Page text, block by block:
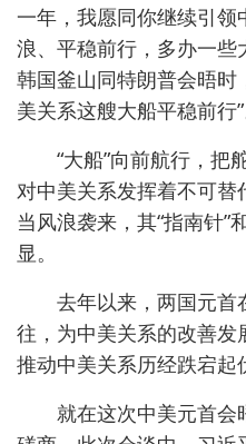
一年，我愿同你继续引
浪、平稳前行，多办一些
韩国釜山同特朗普会晤时
美关系这艘大船平稳前行”
“大船”向前航行，把
对中美关系发挥着不可
当风浪袭来，其“指南针”
显。
去年以来，两国元首
往，为中美关系的改善
推动中美关系历经跌宕起
就在这次中美元首会